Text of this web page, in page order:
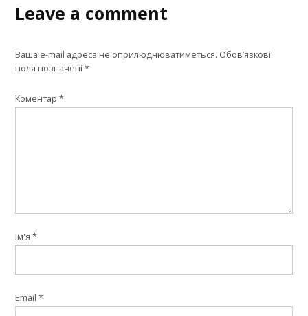
Leave a comment
Ваша e-mail адреса не оприлюднюватиметься. Обов’язкові
поля позначені*
Коментар*
Ім'я*
Email*